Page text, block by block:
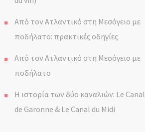
Από τον Ατλαντικό στη Μεσόγειο με
ποδήλατο: πρακτικές οδηγίες
Από τον Ατλαντικό στη Μεσόγειο με
ποδήλατο
Η ιστορία των δύο καναλιών: Le Canal
de Garonne & Le Canal du Midi